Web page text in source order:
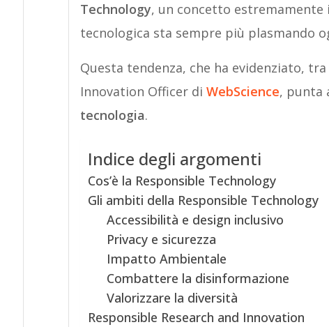
Technology, un concetto estremamente
tecnologica sta sempre più plasmando
Questa tendenza, che ha evidenziato,
Innovation Officer di WebScience, punta
tecnologia.
Indice degli argomenti
Cos’è la Responsible Technology
Gli ambiti della Responsible Technology
Accessibilità e design inclusivo
Privacy e sicurezza
Impatto Ambientale
Combattere la disinformazione
Valorizzare la diversità
Responsible Research and Innovation